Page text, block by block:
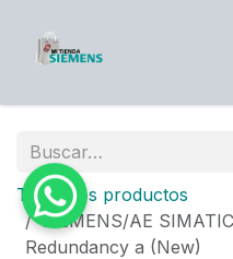
Todos los productos
SIEMENS/AE
Redundancy a (New)